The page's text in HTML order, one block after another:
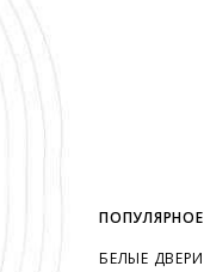
ПОПУЛЯРНОЕ
БЕЛЫЕ ДВЕРИ